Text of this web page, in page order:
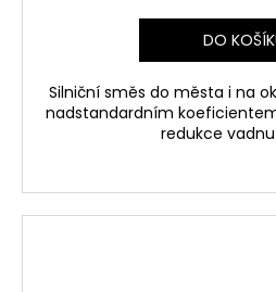
DO
Silniční směs do města i na
nadstandardním
redukce